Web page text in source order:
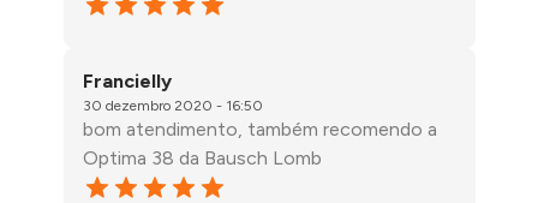
Francielly
30 dezembro 2020 - 16:50
bom atendimento, também recomendo a
Optima 38 da Bausch Lomb